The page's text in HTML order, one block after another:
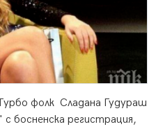
фолк Сладана Гудураш
босненска регистрация,